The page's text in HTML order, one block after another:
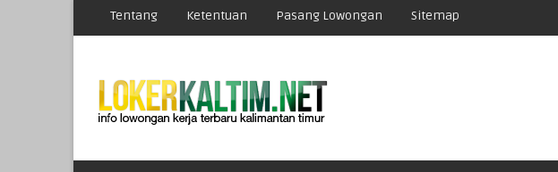
Tentang Ketentuan Pasang Lowongan Sitemap